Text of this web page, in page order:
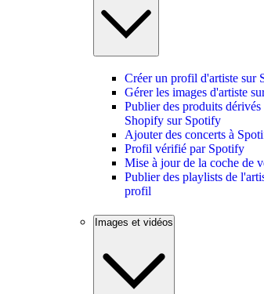
Créer un profil d'artiste sur
Gérer les images d'artiste
Publier des produits dérivés
Shopify sur Spotify
Ajouter des concerts à
Profil vérifié par Spotify
Mise à jour de la coche de
Publier des playlists de
profil
Images et vidéos